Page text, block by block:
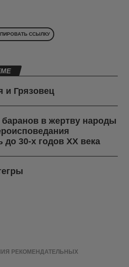
ССЫЛКУ
и Грязовец
в жертву народы
до 30-х годов ХХ века
РЕКОМЕНДАТЕЛЬНЫХ